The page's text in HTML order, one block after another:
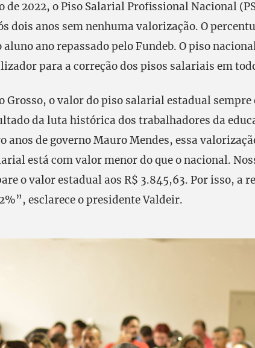
de 2022, o Piso Salarial Profissional Nacional
dois anos sem nenhuma valorização. O
ano repassado pelo Fundeb. O piso
para a correção dos pisos salariais em
Grosso, o valor do piso salarial estadual sempre
da luta histórica dos trabalhadores da
anos de governo Mauro Mendes, essa
está com valor menor do que o nacional.
o valor estadual aos R$ 3.845,63. Por isso, a
esclarece o presidente Valdeir.